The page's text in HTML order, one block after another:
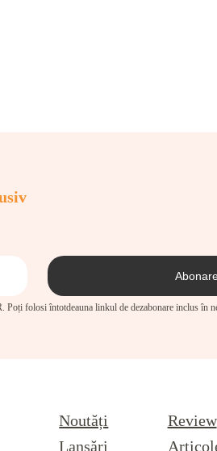
folosi întotdeauna linkul de dezabonare inclus în
Noutăți
Lansări
Review